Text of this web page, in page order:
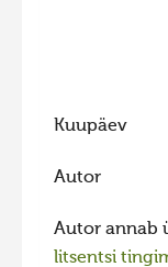
Hiite
Hiite
Kontakt
Kuupäev
Autor
Autor annab
litsentsi